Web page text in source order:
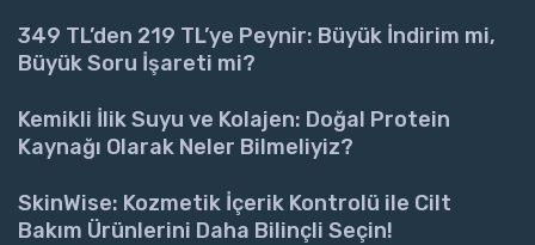
349 TL’den 219 TL’ye Peynir: Büyük İndirim mi,
Büyük Soru İşareti mi?
Kemikli İlik Suyu ve Kolajen: Doğal Protein
Kaynağı Olarak Neler Bilmeliyiz?
SkinWise: Kozmetik İçerik Kontrolü ile Cilt
Bakım Ürünlerini Daha Bilinçli Seçin!